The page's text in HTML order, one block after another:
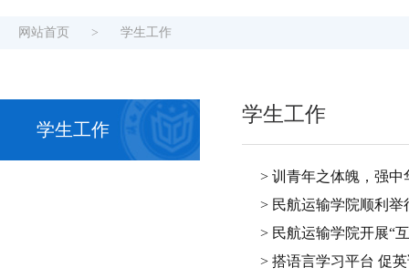
网站首页 > 学生工作
学生工作
学生工作
> 训青年之体魄，强
> 民航运输学院顺利
> 民航运输学院开展“
> 搭语言学习平台 促